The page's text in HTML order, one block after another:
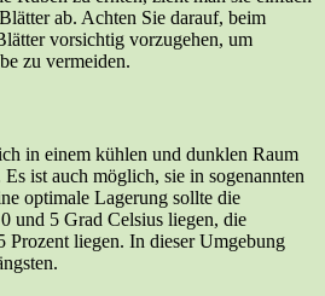
ab. Achten Sie darauf, beim
vorsichtig vorzugehen, um
zu vermeiden.
in einem kühlen und dunklen Raum
ist auch möglich, sie in sogenannten
optimale Lagerung sollte die
und 5 Grad Celsius liegen, die
liegen. In dieser Umgebung